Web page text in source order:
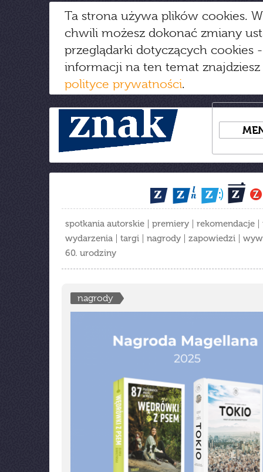
Ta strona używa plików cookies.
chwili możesz dokonać zmiany
przeglądarki dotyczących cookies
informacji na ten temat
polityce prywatności.
spotkania autorskie premiery rekomendacje
wydarzenia
targi nagrody zapowiedzi
60. urodziny
nagrody